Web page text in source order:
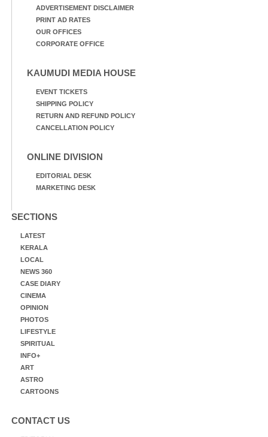
ADVERTISEMENT DISCLAIMER
PRINT AD RATES
OUR OFFICES
CORPORATE OFFICE
KAUMUDI MEDIA HOUSE
EVENT TICKETS
SHIPPING POLICY
RETURN AND REFUND POLICY
CANCELLATION POLICY
ONLINE DIVISION
EDITORIAL DESK
MARKETING DESK
SECTIONS
LATEST
KERALA
LOCAL
NEWS 360
CASE DIARY
CINEMA
OPINION
PHOTOS
LIFESTYLE
SPIRITUAL
INFO+
ART
ASTRO
CARTOONS
CONTACT US